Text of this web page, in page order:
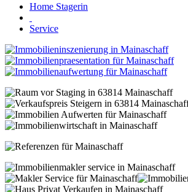
Home Stagerin
Service